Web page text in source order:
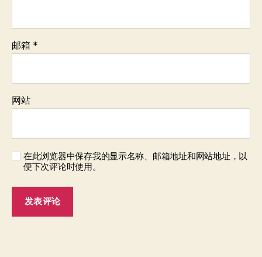
邮箱 *
网站
在此浏览器中保存我的显示名称、邮箱地址和网站地址，以
便下次评论时使用。